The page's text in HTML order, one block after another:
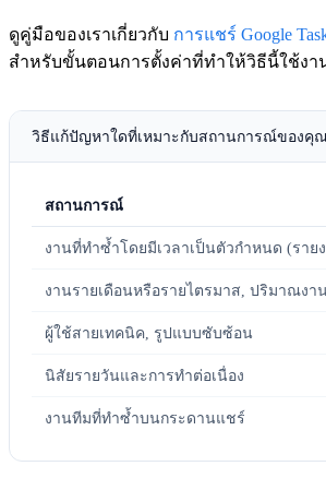
ดูคู่มือของเราเกี่ยวกับ การแชร์ Google
สำหรับขั้นตอนการตั้งค่าที่ทำให้วิธีนี้ใช้งา
วิธีแก้ปัญหาใดที่เหมาะกับสถานการณ์ของคุ
สถานการณ์
งานที่ทำซ้ำโดยมีเวลาเป็นตัวกำหนด (ราย
งานรายเดือนหรือรายไตรมาส, ปริมาณงา
ผู้ใช้สายเทคนิค, รูปแบบซับซ้อน
นิสัยรายวันและการทำต่อเนื่อง
งานทีมที่ทำซ้ำบนกระดานแชร์